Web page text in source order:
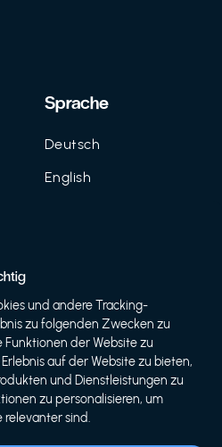
Sprache
Deutsch
English
und andere Tracking-
zu folgenden Zwecken zu
der Website zu
auf der Website zu bieten,
und Dienstleistungen zu
zu personalisieren, um
relevanter sind.